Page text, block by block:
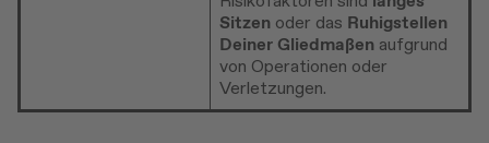
Sitzen oder das Ruhigstellen
Deiner Gliedmaßen aufgrund
von Operationen oder
Verletzungen.